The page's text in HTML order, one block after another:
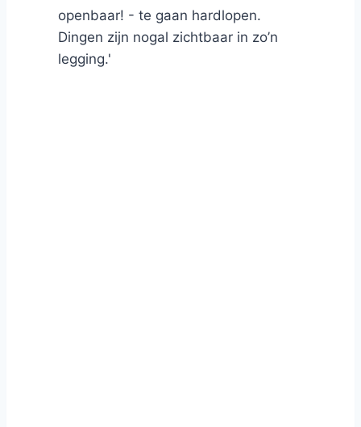
openbaar! - te gaan hardlopen.
Dingen zijn nogal zichtbaar in zo’n
legging.'